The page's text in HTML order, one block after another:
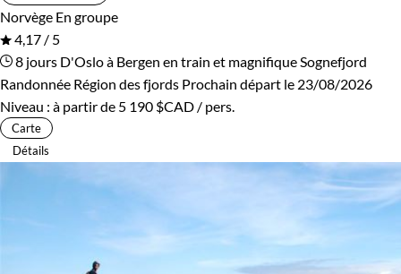
Norvège En groupe
4,17 / 5
8 jours D'Oslo à Bergen en train et magnifique Sognefjord
Randonnée Région des fjords Prochain départ le 23/08/2026
Niveau : à partir de 5 190 $CAD / pers.
Carte
Détails